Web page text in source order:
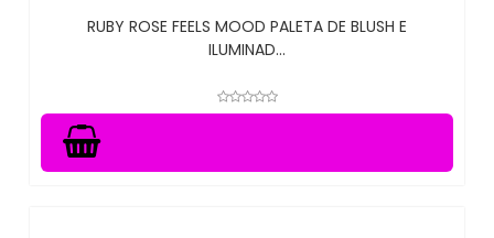
RUBY ROSE FEELS MOOD PALETA DE BLUSH E
ILUMINAD...